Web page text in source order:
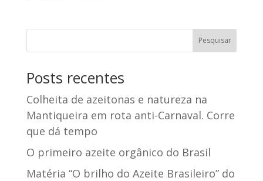
Posts recentes
Colheita de azeitonas e natureza na
Mantiqueira em rota anti-Carnaval. Corre
que dá tempo
O primeiro azeite orgânico do Brasil
Matéria “O brilho do Azeite Brasileiro” do